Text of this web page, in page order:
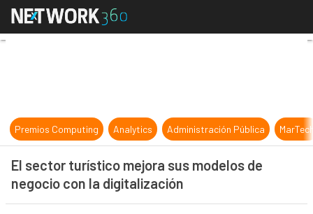
El sector turístico mejora sus
Premios Computing Analytics Administración Pública
El sector turístico mejora sus modelos de
negocio con la digitalización